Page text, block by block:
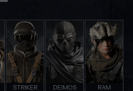
STRIKER DEIMOS RAM